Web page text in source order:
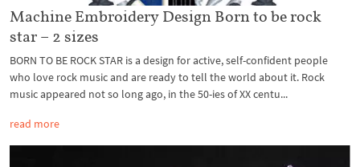
Machine Embroidery Design Born to be rock
star – 2 sizes
BORN TO BE ROCK STAR is a design for active, self-confident people
who love rock music and are ready to tell the world about it. Rock
music appeared not so long ago, in the 50-ies of XX centu...
read more